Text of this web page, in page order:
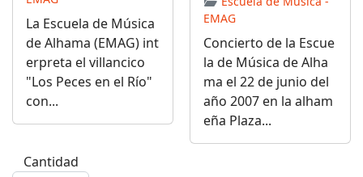
La Escuela de Música
de Alhama (EMAG) int
erpreta el villancico
"Los Peces en el Río"
con...
EMAG
Concierto de la Escue
la de Música de Alha
ma el 22 de junio del
año 2007 en la alham
eña Plaza...
Cantidad